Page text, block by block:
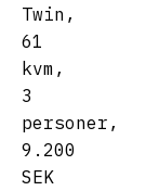
Twin,
61
kvm,
3
personer,
9.200
SEK